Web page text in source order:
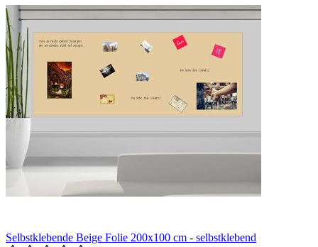
Selbstklebende Beige Folie 200x100 cm - selbstklebend